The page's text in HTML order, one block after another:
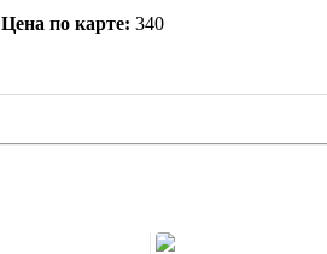
Цена по карте: 340